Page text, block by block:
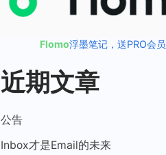
Flomo浮墨笔记，送PRO会员
近期文章
公告
Inbox才是Email的未来